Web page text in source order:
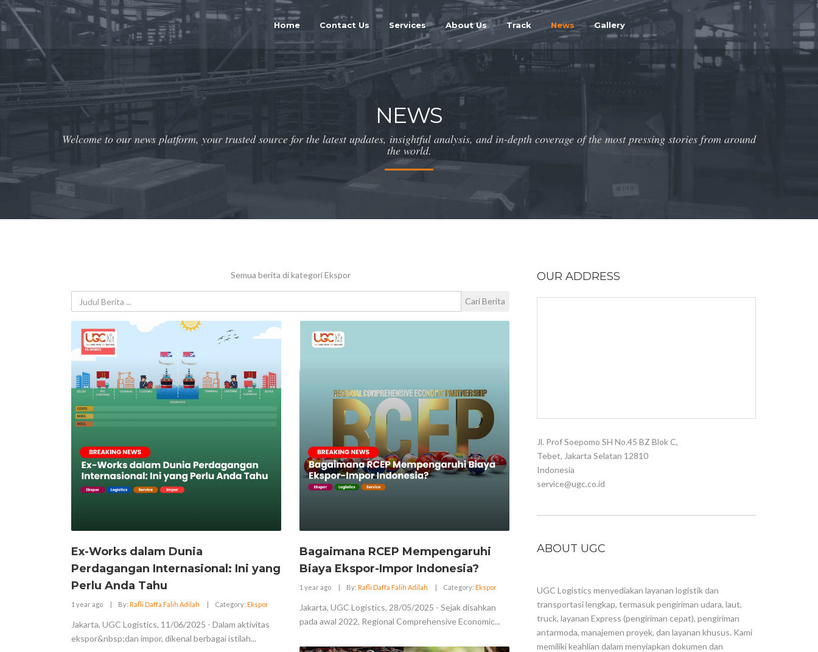
Home Contact Us Services About Us Track News Gallery
NEWS
Welcome to our news platform, your trusted source for the latest updates, insightful analysis, and in-depth coverage of the most pressing stories from around
the world.
Semua berita di kategori Ekspor
Cari Berita
Ex-Works dalam Dunia
Perdagangan Internasional: Ini yang
Perlu Anda Tahu
1 year ago | By: Rafli Daffa Falih Adilah | Category: Ekspor
Jakarta, UGC Logistics, 11/06/2025 - Dalam aktivitas
ekspor&nbsp;dan impor, dikenal berbagai istilah...
Bagaimana RCEP Mempengaruhi
Biaya Ekspor-Impor Indonesia?
1 year ago | By: Rafli Daffa Falih Adilah | Category: Ekspor
Jakarta, UGC Logistics, 28/05/2025 - Sejak disahkan
pada awal 2022, Regional Comprehensive Economic...
OUR ADDRESS
Jl. Prof Soepomo SH No.45 BZ Blok C,
Tebet, Jakarta Selatan 12810
Indonesia
service@ugc.co.id
ABOUT UGC
UGC Logistics menyediakan layanan logistik dan
transportasi lengkap, termasuk pengiriman udara, laut,
truck, layanan Express (pengiriman cepat), pengiriman
antarmoda, manajemen proyek, dan layanan khusus. Kami
memiliki keahlian dalam menyiapkan dokumen dan